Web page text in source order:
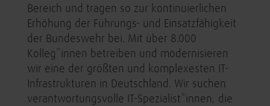
Bereich und tragen so zur kontinuierlichen
Erhöhung der Führungs- und Einsatzfähigkeit
der Bundeswehr bei. Mit über 8.000
Kolleg*innen betreiben und modernisieren
wir eine der größten und komplexesten IT-
Infrastrukturen in Deutschland. Wir suchen
verantwortungsvolle IT-Spezialist*innen, die